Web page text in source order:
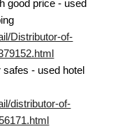
good price - used
Distributor-of-
- used hotel
distributor-of-